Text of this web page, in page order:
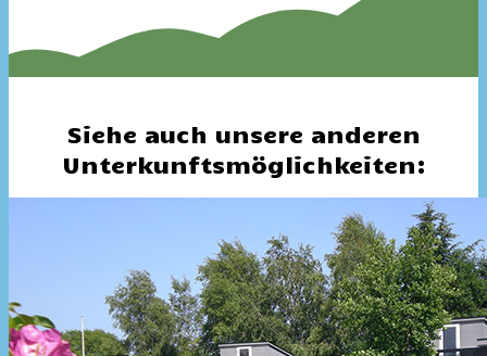
Siehe auch unsere anderen
Unterkunftsmöglichkeiten: